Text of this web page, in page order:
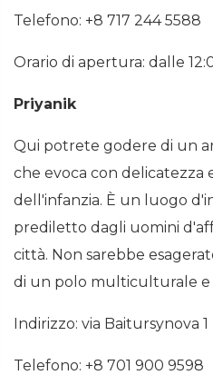
Telefono: +8 717 244 5588
Orario di apertura: dalle
Priyanik
Qui potrete godere di un
che evoca con delicatezza
dell'infanzia. È un luogo
prediletto dagli uomini
città. Non sarebbe
di un polo multiculturale e
Indirizzo: via Baitursynova 1
Telefono: +8 701 900 9598